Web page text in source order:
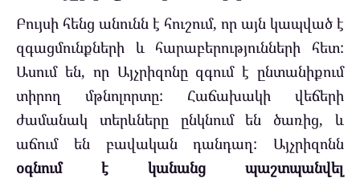
Բույսի հենց անունն է հուշում, որ այն կապված է
զգացմունքների և հարաբերությունների հետ:
Ասում են, որ Այչրիզոնը զգում է ընտանիքում
տիրող մթնոլորտը: Հաճախակի վեճերի
ժամանակ տերևները ընկնում են ծառից, և
աճում են բավական դանդաղ: Այչրիզոնն
օգնում է կանանց պաշտպանվել